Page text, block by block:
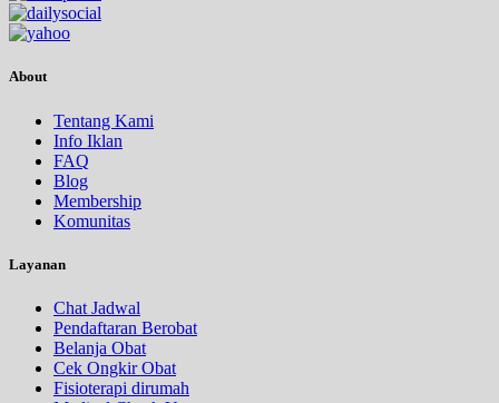
About
Tentang Kami
Info Iklan
FAQ
Blog
Membership
Komunitas
Layanan
Chat Jadwal
Pendaftaran Berobat
Belanja Obat
Cek Ongkir Obat
Fisioterapi dirumah